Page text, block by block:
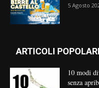
5 Agosto
ARTICOLI POPOLARI
10 modi
senza